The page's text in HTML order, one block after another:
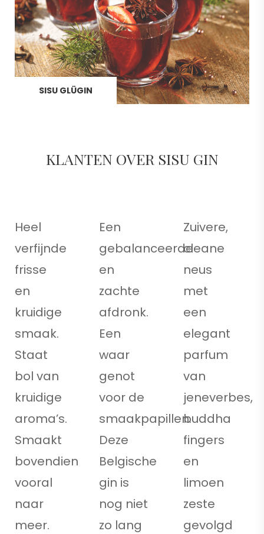
SISU GLÜGIN
KLANTEN OVER SISU GIN
Heel
verfijnde
frisse
en
kruidige
smaak.
Staat
bol van
kruidige
aroma’s.
Smaakt
bovendien
vooral
naar
meer.
Een
gebalanceerde
en
zachte
afdronk.
Een
waar
genot
voor de
smaakpapillen.
Deze
Belgische
gin is
nog niet
zo lang
Zuivere,
cleane
neus
met
een
elegant
parfum
van
jeneverbes,
buddha
fingers
en
limoen
zeste
gevolgd